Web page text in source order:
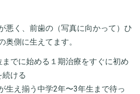
悪く、前歯の（写真に向かって）ひ
奥側に生えてます。
でに始める１期治療をすぐに初め
ける
生え揃う中学2年〜3年生まで待っ